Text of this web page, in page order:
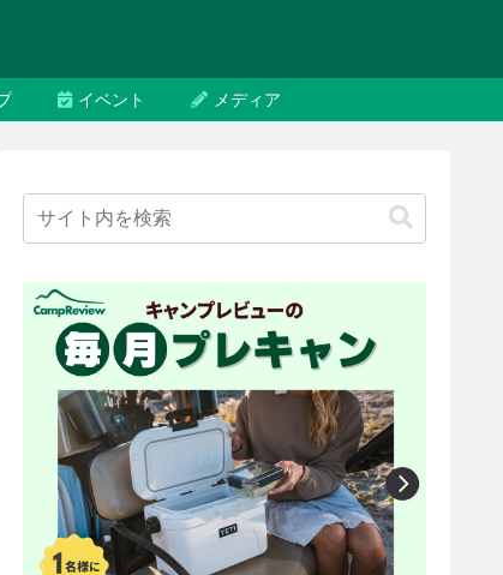
イベント メディア